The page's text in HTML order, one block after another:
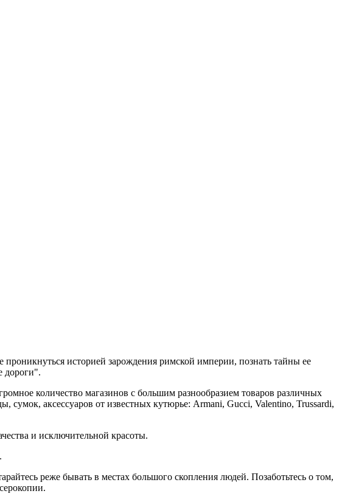
историей зарождения римской империи, познать тайны ее
дороги".
количество магазинов с большим разнообразием товаров различных
аксессуаров от известных кутюрье: Armani, Gucci, Valentino, Trussardi,
и исключительной красоты.
реже бывать в местах большого скопления людей. Позаботьтесь о том,